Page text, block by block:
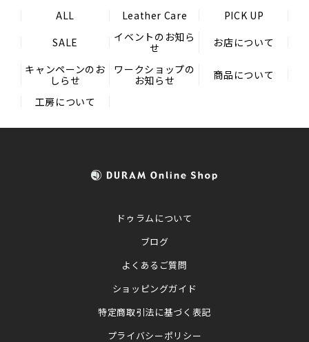
ALL Leather Care
PICK UP
SALE
イベントのお知ら
せ
お店について
キャンペーンのお
しらせ
ワークショップの
お知らせ
商品について
工房について
ドゥラムについて
ブログ
よくあるご質問
ショッピングガイド
特定商取引法に基づく表記
プライバシーポリシー